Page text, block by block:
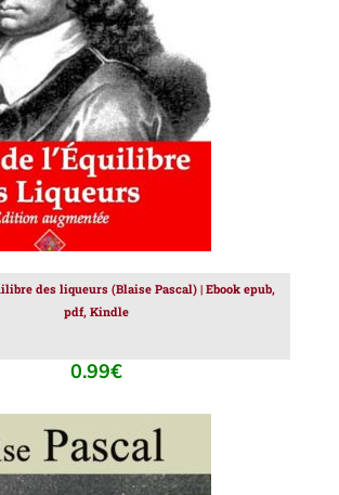
PANIER / DÉTAILS
des liqueurs (Blaise Pascal) | Ebook epub,
pdf, Kindle
0.99€